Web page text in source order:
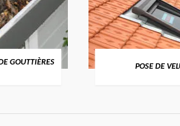
GOUTTIÈRES
POSE DE